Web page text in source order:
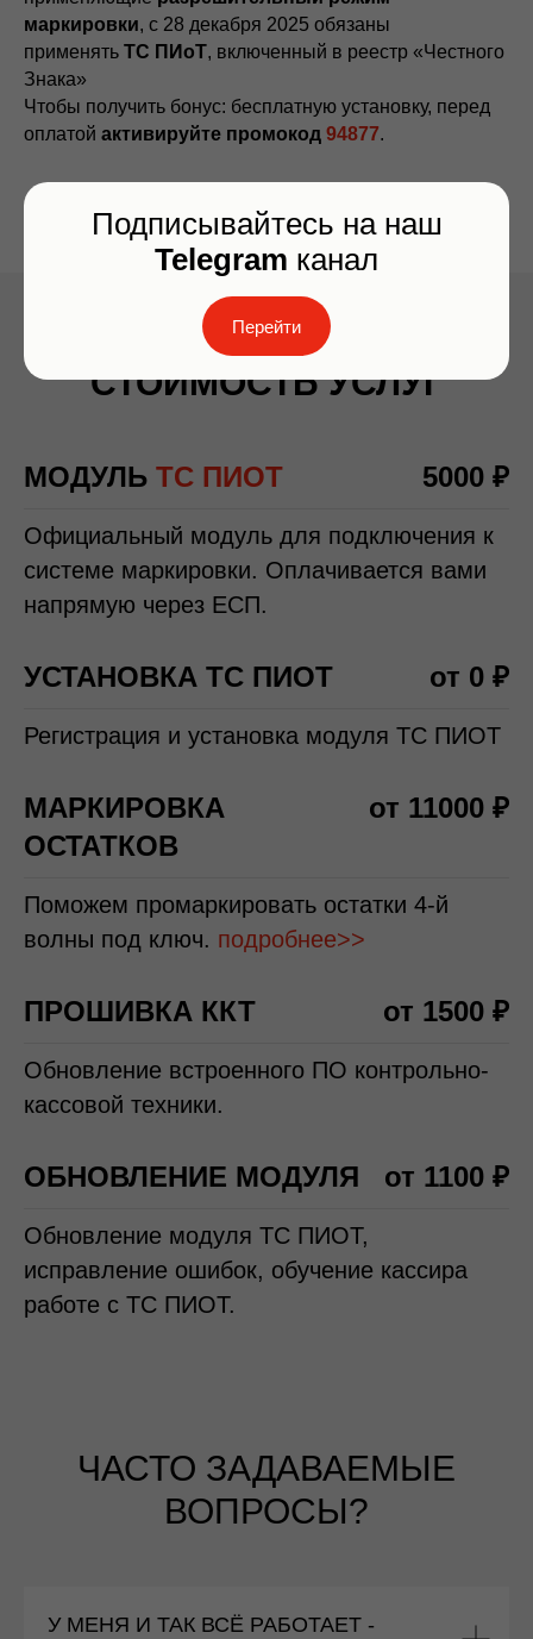
маркировки, с 28 декабря 2025 обязаны
применять ТС ПИоТ, включенный в реестр «Честного
Знака»
Чтобы получить бонус: бесплатную установку, перед
оплатой активируйте промокод 94877.
СТОИМОСТЬ УСЛУГ
МОДУЛЬ ТС ПИОТ 5000 ₽
Официальный модуль для подключения к
системе маркировки. Оплачивается вами
напрямую через ЕСП.
УСТАНОВКА ТС ПИОТ от 0 ₽
Регистрация и установка модуля ТС ПИОТ
МАРКИРОВКА
ОСТАТКОВ
от 11000 ₽
Поможем промаркировать остатки 4-й
волны под ключ. подробнее>>
ПРОШИВКА ККТ от 1500 ₽
Обновление встроенного ПО контрольно-
кассовой техники.
ОБНОВЛЕНИЕ МОДУЛЯ от 1100 ₽
Обновление модуля ТС ПИОТ,
исправление ошибок, обучение кассира
работе с ТС ПИОТ.
ЧАСТО ЗАДАВАЕМЫЕ
ВОПРОСЫ?
У МЕНЯ И ТАК ВСЁ РАБОТАЕТ -
Подписывайтесь на наш
Telegram канал
Перейти